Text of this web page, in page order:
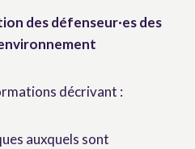
des défenseur·es des
décrivant :
auxquels sont